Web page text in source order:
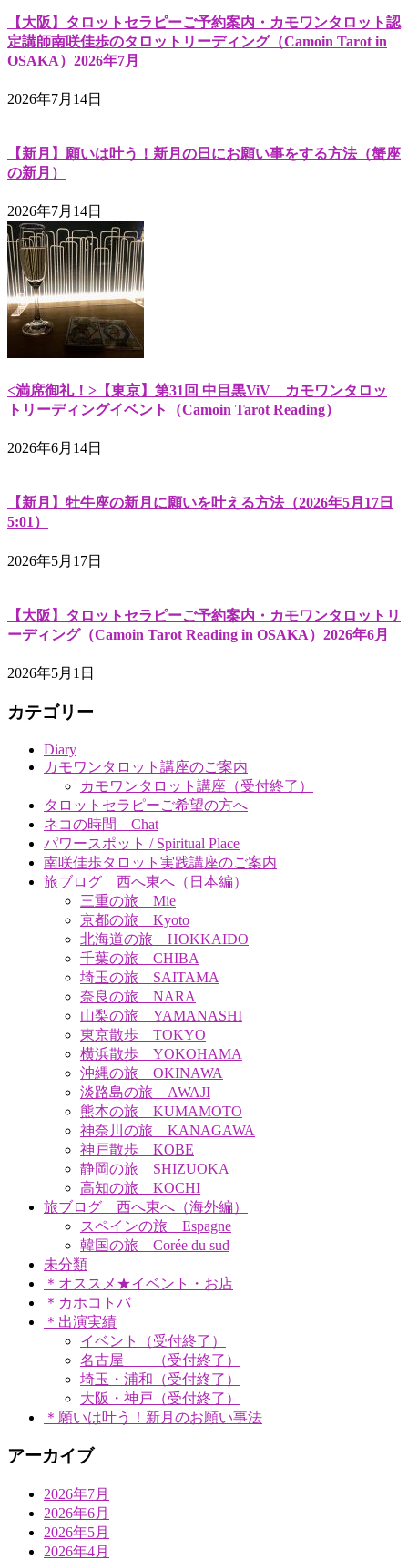
【大阪】タロットセラピーご予約案内・カモワンタロット認
定講師南咲佳歩のタロットリーディング（Camoin Tarot in
OSAKA）2026年7月
2026年7月14日
【新月】願いは叶う！新月の日にお願い事をする方法（蟹座
の新月）
2026年7月14日
<満席御礼！>【東京】第31回 中目黒ViV カモワンタロッ
トリーディングイベント（Camoin Tarot Reading）
2026年6月14日
【新月】牡牛座の新月に願いを叶える方法（2026年5月17日
5:01）
2026年5月17日
【大阪】タロットセラピーご予約案内・カモワンタロットリ
ーディング（Camoin Tarot Reading in OSAKA）2026年6月
2026年5月1日
カテゴリー
Diary
カモワンタロット講座のご案内
カモワンタロット講座（受付終了）
タロットセラピーご希望の方へ
ネコの時間 Chat
パワースポット / Spiritual Place
南咲佳歩タロット実践講座のご案内
旅ブログ 西へ東へ（日本編）
三重の旅 Mie
京都の旅 Kyoto
北海道の旅 HOKKAIDO
千葉の旅 CHIBA
埼玉の旅 SAITAMA
奈良の旅 NARA
山梨の旅 YAMANASHI
東京散歩 TOKYO
横浜散歩 YOKOHAMA
沖縄の旅 OKINAWA
淡路島の旅 AWAJI
熊本の旅 KUMAMOTO
神奈川の旅 KANAGAWA
神戸散歩 KOBE
静岡の旅 SHIZUOKA
高知の旅 KOCHI
旅ブログ 西へ東へ（海外編）
スペインの旅 Espagne
韓国の旅 Corée du sud
未分類
＊オススメ★イベント・お店
＊カホコトバ
＊出演実績
イベント（受付終了）
名古屋 （受付終了）
埼玉・浦和（受付終了）
大阪・神戸（受付終了）
＊願いは叶う！新月のお願い事法
アーカイブ
2026年7月
2026年6月
2026年5月
2026年4月